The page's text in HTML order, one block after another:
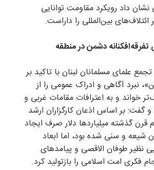
نشان داد رویکرد مقاومت توانایی
ائتلاف‌های بین‌المللی را داراست.
تفرقه‌افکنانه دشمن در منطقه
علمای مسلمانان لبنان با تاکید بر
نبرد آگاهی و ادراک عمومی را از
خواند و به اعترافات مقامات غربی و
گفت: بر اساس اذعان کارگزاران ارشد
قرن گذشته میلیاردها دلار صرف ایجاد
شیعه و سنی شده بود، اما ابعاد
نظیر طوفان الاقصی و پیامدهای
فکری امت اسلامی را بازتولید کرد.